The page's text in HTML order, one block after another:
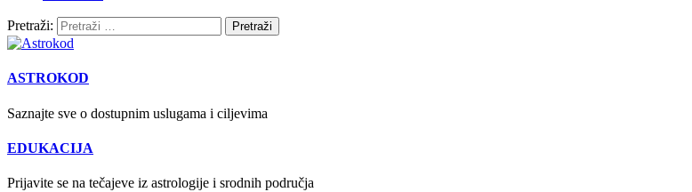
Pretraži:
ASTROKOD
Saznajte sve o dostupnim uslugama i ciljevima
EDUKACIJA
Prijavite se na tečajeve iz astrologije i srodnih područja